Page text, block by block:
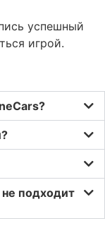
успешный
игрой.
подходит